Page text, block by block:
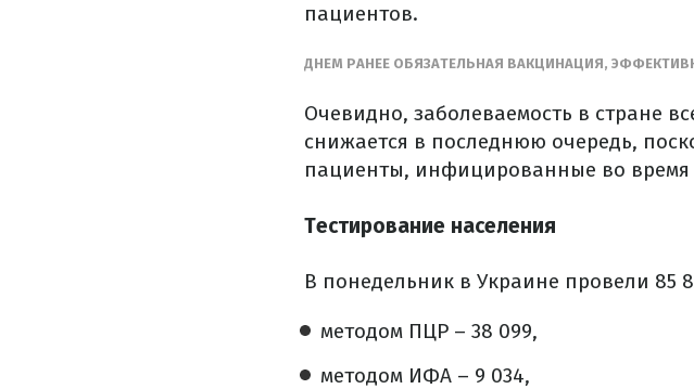
пациентов.
ДНЕМ РАНЕЕ ОБЯЗАТЕЛЬНАЯ ВАКЦИНАЦИЯ,
Очевидно, заболеваемость в стране
снижается в последнюю очередь,
пациенты, инфицированные во
Тестирование населения
В понедельник в Украине провели 85
методом ПЦР – 38 099,
методом ИФА – 9 034,